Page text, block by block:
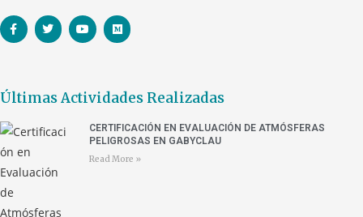
Últimas Actividades Realizadas
CERTIFICACIÓN EN EVALUACIÓN DE ATMÓSFERAS
PELIGROSAS EN GABYCLAU
Read More »